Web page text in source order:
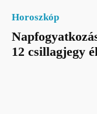
Horoszkóp
12 csillagjegy